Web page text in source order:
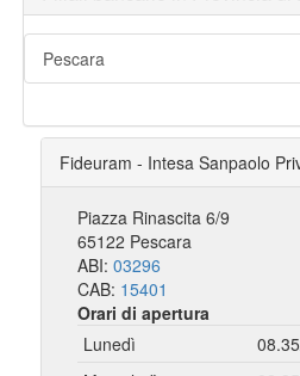
Pescara
Fideuram - Intesa Sanpaolo
Piazza Rinascita 6/9
65122 Pescara
ABI: 03296
CAB: 15401
Orari di apertura
Lunedì